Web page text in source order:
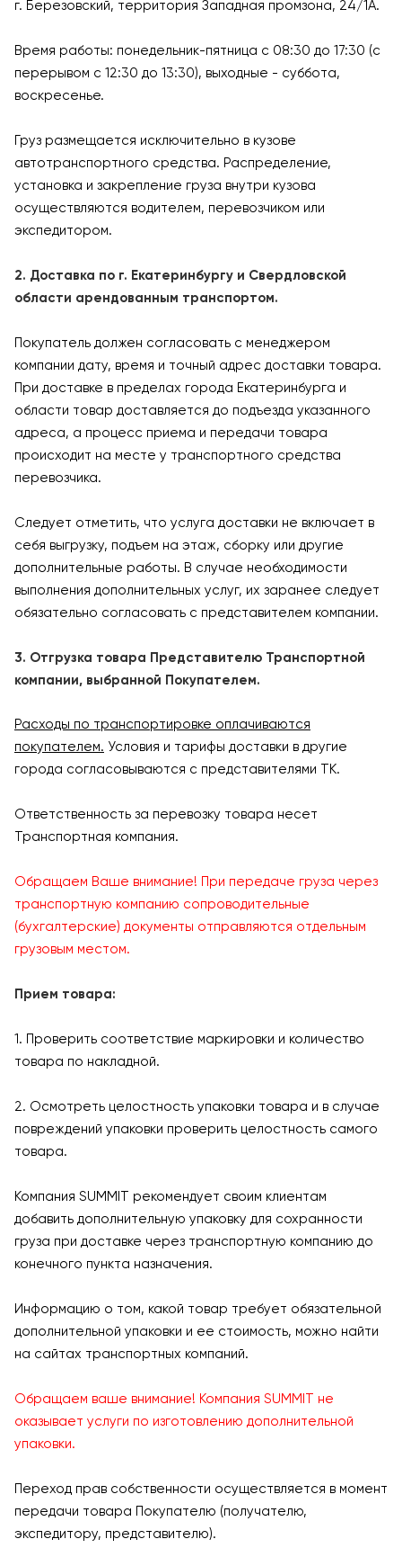
г. Березовский, территория Западная промзона, 24/1А.
Время работы: понедельник-пятница с 08:30 до 17:30 (с
перерывом с 12:30 до 13:30), выходные - суббота,
воскресенье.
Груз размещается исключительно в кузове
автотранспортного средства. Распределение,
установка и закрепление груза внутри кузова
осуществляются водителем, перевозчиком или
экспедитором.
2. Доставка по г. Екатеринбургу и Свердловской
области арендованным транспортом.
Покупатель должен согласовать с менеджером
компании дату, время и точный адрес доставки товара.
При доставке в пределах города Екатеринбурга и
области товар доставляется до подъезда указанного
адреса, а процесс приема и передачи товара
происходит на месте у транспортного средства
перевозчика.
Следует отметить, что услуга доставки не включает в
себя выгрузку, подъем на этаж, сборку или другие
дополнительные работы. В случае необходимости
выполнения дополнительных услуг, их заранее следует
обязательно согласовать с представителем компании.
3. Отгрузка товара Представителю Транспортной
компании, выбранной Покупателем.
Расходы по транспортировке оплачиваются
покупателем. Условия и тарифы доставки в другие
города согласовываются с представителями ТК.
Ответственность за перевозку товара несет
Транспортная компания.
Обращаем Ваше внимание! При передаче груза через
транспортную компанию сопроводительные
(бухгалтерские) документы отправляются отдельным
грузовым местом.
Прием товара:
1. Проверить соответствие маркировки и количество
товара по накладной.
2. Осмотреть целостность упаковки товара и в случае
повреждений упаковки проверить целостность самого
товара.
Компания SUMMIT рекомендует своим клиентам
добавить дополнительную упаковку для сохранности
груза при доставке через транспортную компанию до
конечного пункта назначения.
Информацию о том, какой товар требует обязательной
дополнительной упаковки и ее стоимость, можно найти
на сайтах транспортных компаний.
Обращаем ваше внимание! Компания SUMMIT не
оказывает услуги по изготовлению дополнительной
упаковки.
Переход прав собственности осуществляется в момент
передачи товара Покупателю (получателю,
экспедитору, представителю).